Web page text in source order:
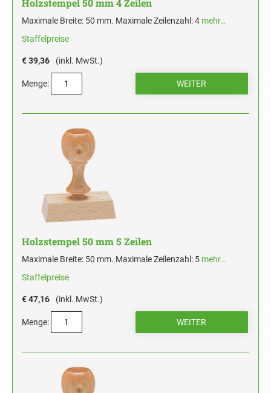
Maximale Breite: 50 mm. Maximale Zeilenzahl: 4 mehr…
Staffelpreise
€ 39,36 (inkl. MwSt.)
Menge:
Holzstempel 50 mm 5 Zeilen
Maximale Breite: 50 mm. Maximale Zeilenzahl: 5 mehr…
Staffelpreise
€ 47,16 (inkl. MwSt.)
Menge: